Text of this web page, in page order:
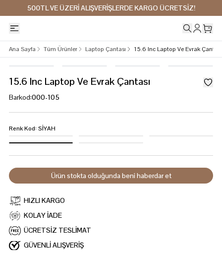
500TL VE ÜZERİ ALIŞVERİŞLERDE KARGO ÜCRETSİZ!
Ana Sayfa Tüm Ürünler Laptop Çantası 15.6 Inc Laptop Ve Evrak Çantası
15.6 Inc Laptop Ve Evrak Çantası
Barkod:000-105
Renk Kod: SİYAH
Ürün stokta olduğunda beni haberdar et
HIZLI KARGO
KOLAY İADE
ÜCRETSİZ TESLİMAT
GÜVENLİ ALIŞVERİŞ